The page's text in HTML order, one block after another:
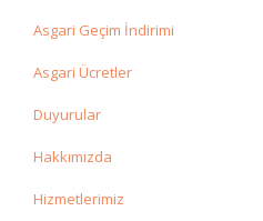
Asgari Geçim İndirimi
Asgari Ücretler
Duyurular
Hakkımızda
Hizmetlerimiz